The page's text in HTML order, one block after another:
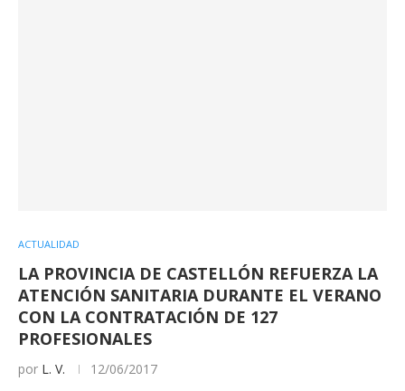
ACTUALIDAD
LA PROVINCIA DE CASTELLÓN REFUERZA LA
ATENCIÓN SANITARIA DURANTE EL VERANO
CON LA CONTRATACIÓN DE 127
PROFESIONALES
por L. V. 12/06/2017